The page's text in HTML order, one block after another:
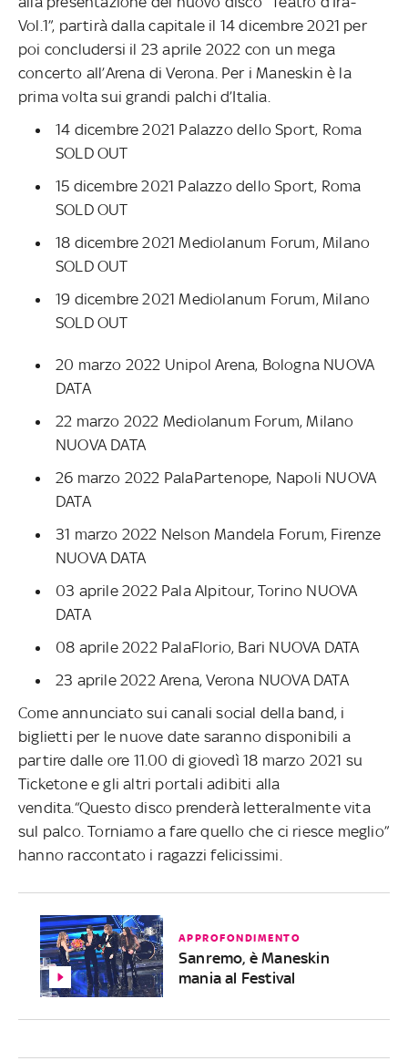
Vol.1”, partirà dalla capitale il 14 dicembre 2021 per
poi concludersi il 23 aprile 2022 con un mega
concerto all’Arena di Verona. Per i Maneskin è la
prima volta sui grandi palchi d’Italia.
14 dicembre 2021 Palazzo dello Sport, Roma
SOLD OUT
15 dicembre 2021 Palazzo dello Sport, Roma
SOLD OUT
18 dicembre 2021 Mediolanum Forum, Milano
SOLD OUT
19 dicembre 2021 Mediolanum Forum, Milano
SOLD OUT
20 marzo 2022 Unipol Arena, Bologna NUOVA
DATA
22 marzo 2022 Mediolanum Forum, Milano
NUOVA DATA
26 marzo 2022 PalaPartenope, Napoli NUOVA
DATA
31 marzo 2022 Nelson Mandela Forum, Firenze
NUOVA DATA
03 aprile 2022 Pala Alpitour, Torino NUOVA
DATA
08 aprile 2022 PalaFlorio, Bari NUOVA DATA
23 aprile 2022 Arena, Verona NUOVA DATA
Come annunciato sui canali social della band, i
biglietti per le nuove date saranno disponibili a
partire dalle ore 11.00 di giovedì 18 marzo 2021 su
Ticketone e gli altri portali adibiti alla
vendita.“Questo disco prenderà letteralmente vita
sul palco. Torniamo a fare quello che ci riesce meglio”
hanno raccontato i ragazzi felicissimi.
APPROFONDIMENTO
Sanremo, è Maneskin
mania al Festival